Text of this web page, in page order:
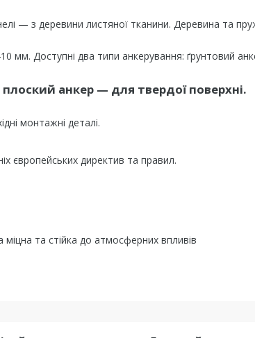
— з деревини листяної тканини. Деревина та
мм. Доступні два типи анкерування: ґрунтовий
анкер — для твердої поверхні.
монтажні деталі.
європейських директив та правил.
та стійка до атмосферних впливів